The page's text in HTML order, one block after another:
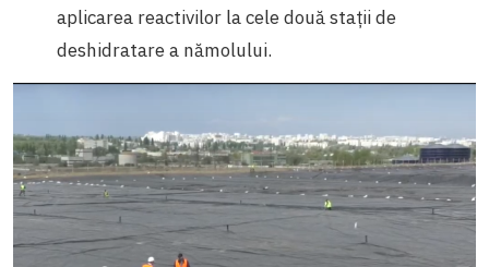
aplicarea reactivilor la cele două stații de
deshidratare a nămolului.